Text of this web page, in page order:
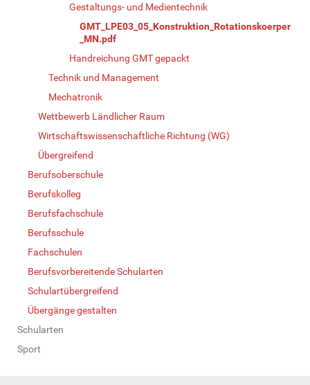
Gestaltungs- und Medientechnik
GMT_LPE03_05_Konstruktion_Rotationskoerper
_MN.pdf
Handreichung GMT gepackt
Technik und Management
Mechatronik
Wettbewerb Ländlicher Raum
Wirtschaftswissenschaftliche Richtung (WG)
Übergreifend
Berufsoberschule
Berufskolleg
Berufsfachschule
Berufsschule
Fachschulen
Berufsvorbereitende Schularten
Schulartübergreifend
Übergänge gestalten
Schularten
Sport